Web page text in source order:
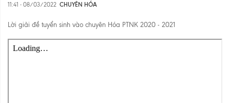
11:41 - 08/03/2022 CHUYÊN HÓA
Lời giải đề tuyển sinh vào chuyên Hóa PTNK 2020 - 2021